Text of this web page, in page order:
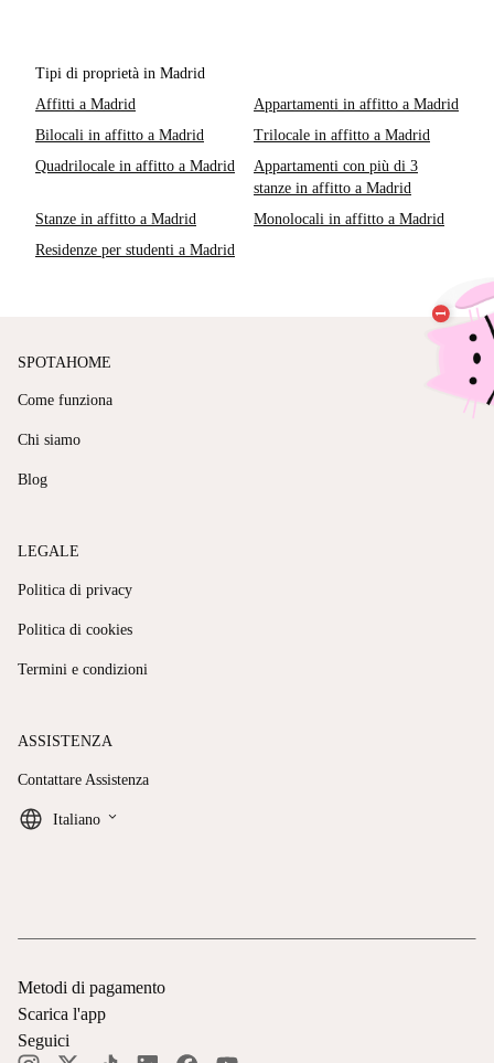
Tipi di proprietà in Madrid
Affitti a Madrid
Appartamenti in affitto a Madrid
Bilocali in affitto a Madrid
Trilocale in affitto a Madrid
Quadrilocale in affitto a Madrid
Appartamenti con più di 3
stanze in affitto a Madrid
Stanze in affitto a Madrid
Monolocali in affitto a Madrid
Residenze per studenti a Madrid
SPOTAHOME
Come funziona
Chi siamo
Blog
LEGALE
Politica di privacy
Politica di cookies
Termini e condizioni
ASSISTENZA
Contattare Assistenza
Italiano keyboard_arrow_down
Metodi di pagamento
Scarica l'app
Seguici